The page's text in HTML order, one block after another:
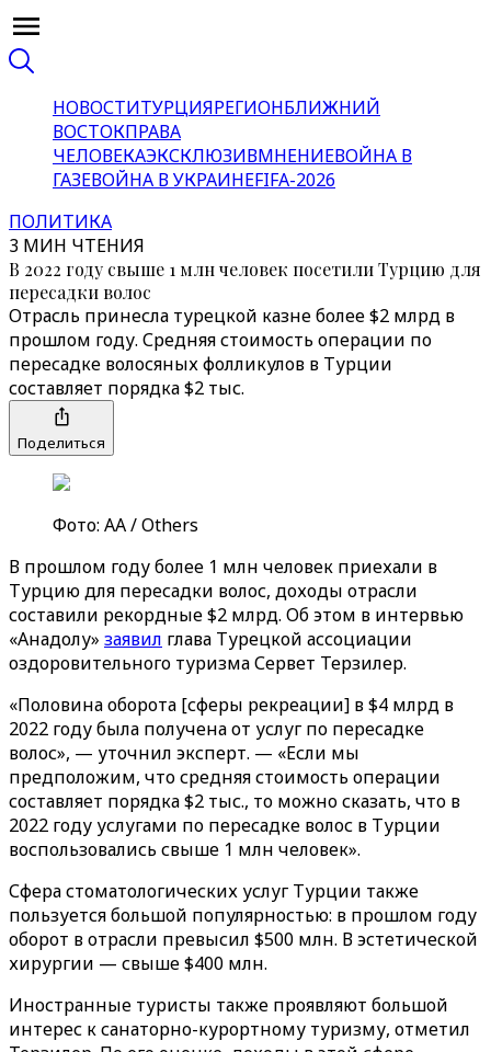
НОВОСТИТУРЦИЯРЕГИОНБЛИЖНИЙ
ВОСТОКПРАВА
ЧЕЛОВЕКАЭКСКЛЮЗИВМНЕНИЕВОЙНА В
ГАЗЕВОЙНА В УКРАИНЕFIFA-2026
ПОЛИТИКА
3 МИН ЧТЕНИЯ
В 2022 году свыше 1 млн человек посетили Турцию для
пересадки волос
Отрасль принесла турецкой казне более $2 млрд в
прошлом году. Средняя стоимость операции по
пересадке волосяных фолликулов в Турции
составляет порядка $2 тыс.
Поделиться
Фото: АА / Others
В прошлом году более 1 млн человек приехали в
Турцию для пересадки волос, доходы отрасли
составили рекордные $2 млрд. Об этом в интервью
«‎Анадолу» заявил ‎глава Турецкой ассоциации
оздоровительного туризма Сервет Терзилер.
«Половина оборота [сферы рекреации] в $4 млрд в
2022 году была получена от услуг по пересадке
волос», — уточнил эксперт. — «Если мы
предположим, что средняя стоимость операции
составляет порядка $2 тыс., то можно сказать, что в
2022 году услугами по пересадке волос в Турции
воспользовались свыше 1 млн человек».
Сфера стоматологических услуг Турции также
пользуется большой популярностью: в прошлом году
оборот в отрасли превысил $500 млн. В эстетической
хирургии — свыше $400 млн.
Иностранные туристы также проявляют большой
интерес к санаторно-курортному туризму, отметил